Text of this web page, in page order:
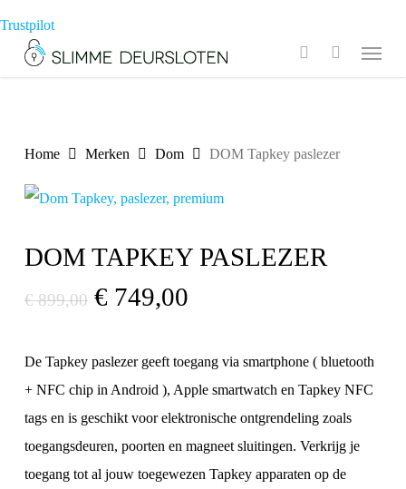
Trustpilot
Menu
Home Merken Dom DOM Tapkey paslezer
DOM TAPKEY PASLEZER
€899,00 Oorspronkelijke
€ 899,00.
€ 749,00Huidige
€ 749,00.
De Tapkey paslezer geeft toegang via smartphone ( bluetooth
+ NFC chip in Android ), Apple smartwatch en Tapkey NFC
tags en is geschikt voor elektronische ontgrendeling zoals
toegangsdeuren, poorten en magneet sluitingen. Verkrijg je
toegang tot al jouw toegewezen Tapkey apparaten op de